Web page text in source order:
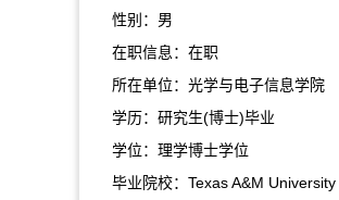
性别：男
在职信息：在职
所在单位：光学与电子信息学院
学历：研究生(博士)毕业
学位：理学博士学位
毕业院校：Texas A&M University